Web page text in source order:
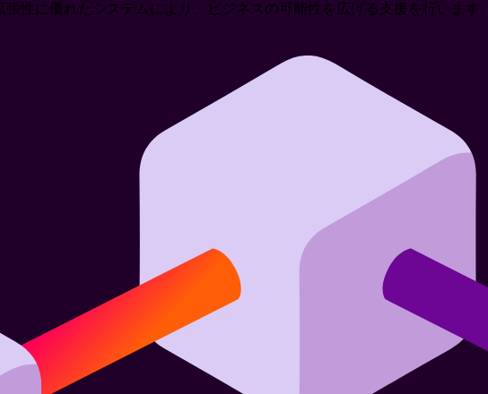
性に優れたシステムにより、ビジネスの可能性を広げる支援を行います。